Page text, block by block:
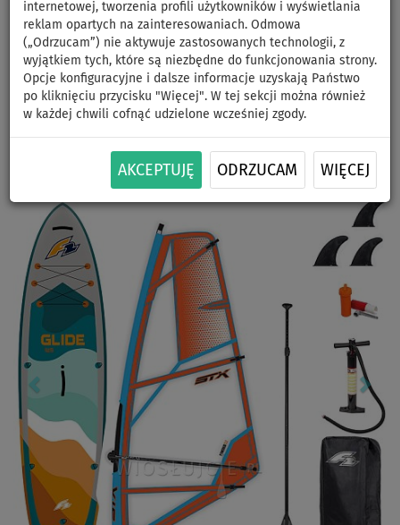
internetowej, tworzenia profili użytkowników i wyświetlania
reklam opartych na zainteresowaniach. Odmowa
(„Odrzucam”) nie aktywuje zastosowanych technologii, z
wyjątkiem tych, które są niezbędne do funkcjonowania strony.
Opcje konfiguracyjne i dalsze informacje uzyskają Państwo
po kliknięciu przycisku "Więcej". W tej sekcji można również
w każdej chwili cofnąć udzielone wcześniej zgody.
AKCEPTUJĘ ODRZUCAM WIĘCEJ
PowerKid - pompowany
paddleboard - powierzchnia:
4,4m
DO
WIOSŁO W
DO
170 kg
OPCJA
DARMOWA
Next